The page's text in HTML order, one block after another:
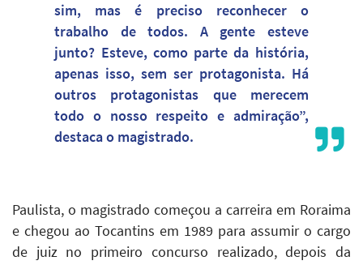
sim, mas é preciso reconhecer o
trabalho de todos. A gente esteve
junto? Esteve, como parte da história,
apenas isso, sem ser protagonista. Há
outros protagonistas que merecem
todo o nosso respeito e admiração”,
destaca o magistrado.
Paulista, o magistrado começou a carreira em Roraima
e chegou ao Tocantins em 1989 para assumir o cargo
de juiz no primeiro concurso realizado, depois da